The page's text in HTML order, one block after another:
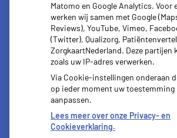
Vragen
stellen
Matomo en Google Analytics. Voor
werken wij samen met Google
Reviews), YouTube, Vimeo,
(Twitter), Qualizorg,
ZorgkaartNederland. Deze partijen
zoals uw IP-adres verwerken.
Via Cookie-instellingen onderaan
op ieder moment uw
aanpassen.
Lees meer over onze Privacy- en
Cookieverklaring.